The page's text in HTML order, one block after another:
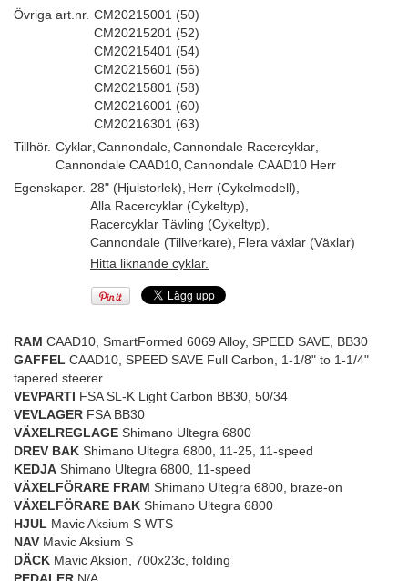
Övriga art.nr. CM20215001 (50)
CM20215201 (52)
CM20215401 (54)
CM20215601 (56)
CM20215801 (58)
CM20216001 (60)
CM20216301 (63)
Tillhör. Cyklar Cannondale Cannondale Racercyklar
Cannondale CAAD10 Cannondale CAAD10 Herr
Egenskaper. 28" (Hjulstorlek) Herr (Cykelmodell)
Alla Racercyklar (Cykeltyp)
Racercyklar Tävling (Cykeltyp)
Cannondale (Tillverkare) Flera växlar (Växlar)
Hitta liknande cyklar.
RAM CAAD10, SmartFormed 6069 Alloy, SPEED SAVE, BB30
GAFFEL CAAD10, SPEED SAVE Full Carbon, 1-1/8" to 1-1/4"
tapered steerer
VEVPARTI FSA SL-K Light Carbon BB30, 50/34
VEVLAGER FSA BB30
VÄXELREGLAGE Shimano Ultegra 6800
DREV BAK Shimano Ultegra 6800, 11-25, 11-speed
KEDJA Shimano Ultegra 6800, 11-speed
VÄXELFÖRARE FRAM Shimano Ultegra 6800, braze-on
VÄXELFÖRARE BAK Shimano Ultegra 6800
HJUL Mavic Aksium S WTS
NAV Mavic Aksium S
DÄCK Mavic Aksion, 700x23c, folding